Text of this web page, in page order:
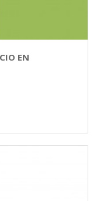
EN